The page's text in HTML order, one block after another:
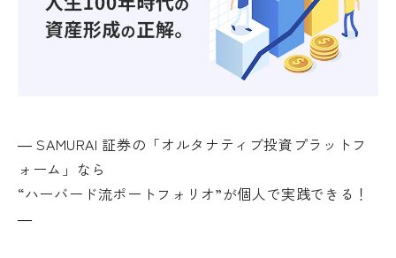
― SAMURAI 証券の「オルタナティブ投資プラットフ
ォーム」なら
“ハーバード流ポートフォリオ”が個人で実践できる！
―